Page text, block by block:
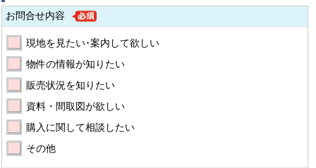
お問合せ内容
現地を見たい･案内して欲しい
物件の情報が知りたい
販売状況を知りたい
資料・間取図が欲しい
購入に関して相談したい
その他